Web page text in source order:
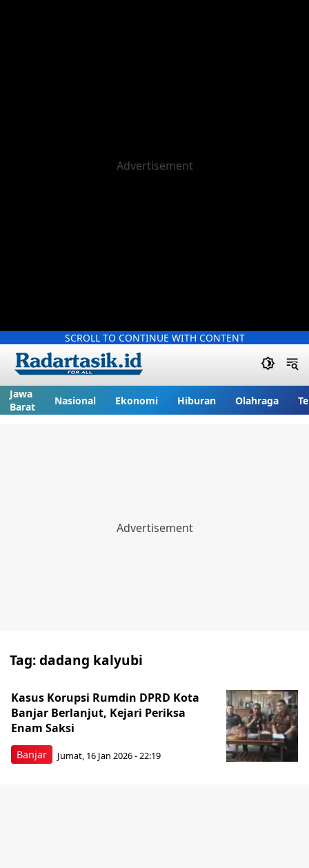
SCROLL TO CONTINUE WITH CONTENT
Jawa
Barat
Nasional Ekonomi Hiburan Olahraga
Tag:dadang kalyubi
Banjar
Kasus Korupsi Rumdin DPRD Kota
Banjar Berlanjut, Kejari Periksa
Enam Saksi
Jumat, 16 Jan 2026 - 22:19